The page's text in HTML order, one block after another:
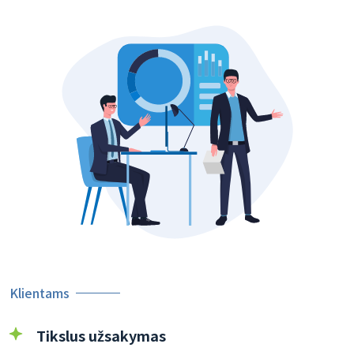
Klientams
Tikslus užsakymas